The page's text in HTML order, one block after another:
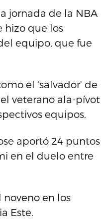
jornada de la NBA
hizo que los
equipo, que fue
el ‘salvador’ de
el veterano ala-pívot
equipos.
aportó 24 puntos
en el duelo entre
noveno en los
Este.